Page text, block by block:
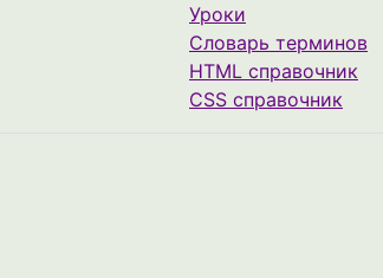
Уроки
Cловарь терминов
HTML справочник
CSS справочник